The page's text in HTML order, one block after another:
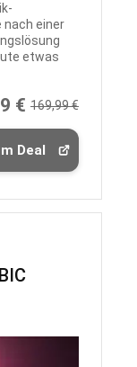
nach einer
etwas
€ 169,99 €
Deal